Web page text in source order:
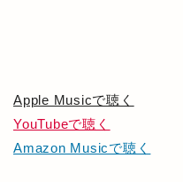
Apple Musicで聴く
YouTubeで聴く
Amazon Musicで聴く